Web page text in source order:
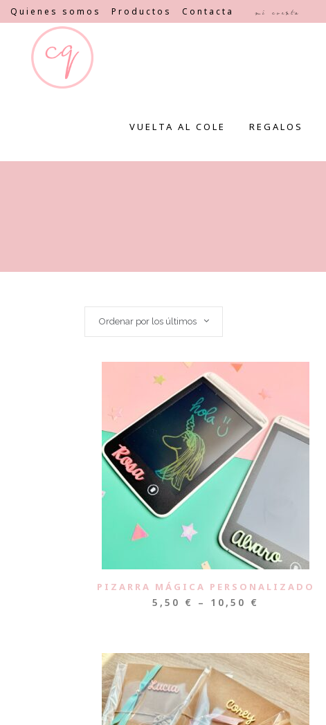
Quienes somos Productos Contacta Mi cuenta
VUELTA AL COLE REGALOS
Ordenar por los últimos
PIZARRA MÁGICA PERSONALIZADO
5,50 € – 10,50 €